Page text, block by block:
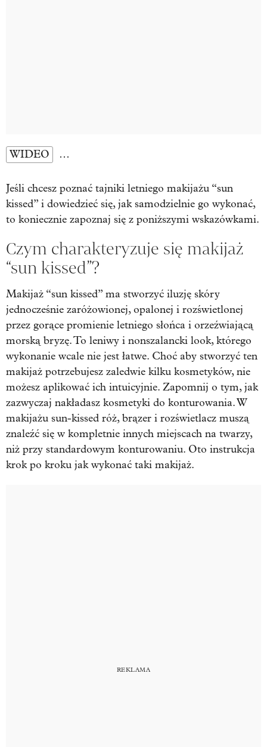
WIDEO …
Jeśli chcesz poznać tajniki letniego makijażu “sun
kissed” i dowiedzieć się, jak samodzielnie go wykonać,
to koniecznie zapoznaj się z poniższymi wskazówkami.
Czym charakteryzuje się makijaż
“sun kissed”?
Makijaż “sun kissed” ma stworzyć iluzję skóry
jednocześnie zaróżowionej, opalonej i rozświetlonej
przez gorące promienie letniego słońca i orzeźwiającą
morską bryzę. To leniwy i nonszalancki look, którego
wykonanie wcale nie jest łatwe. Choć aby stworzyć ten
makijaż potrzebujesz zaledwie kilku kosmetyków, nie
możesz aplikować ich intuicyjnie. Zapomnij o tym, jak
zazwyczaj nakładasz kosmetyki do konturowania. W
makijażu sun-kissed róż, brązer i rozświetlacz muszą
znaleźć się w kompletnie innych miejscach na twarzy,
niż przy standardowym konturowaniu. Oto instrukcja
krok po kroku jak wykonać taki makijaż.